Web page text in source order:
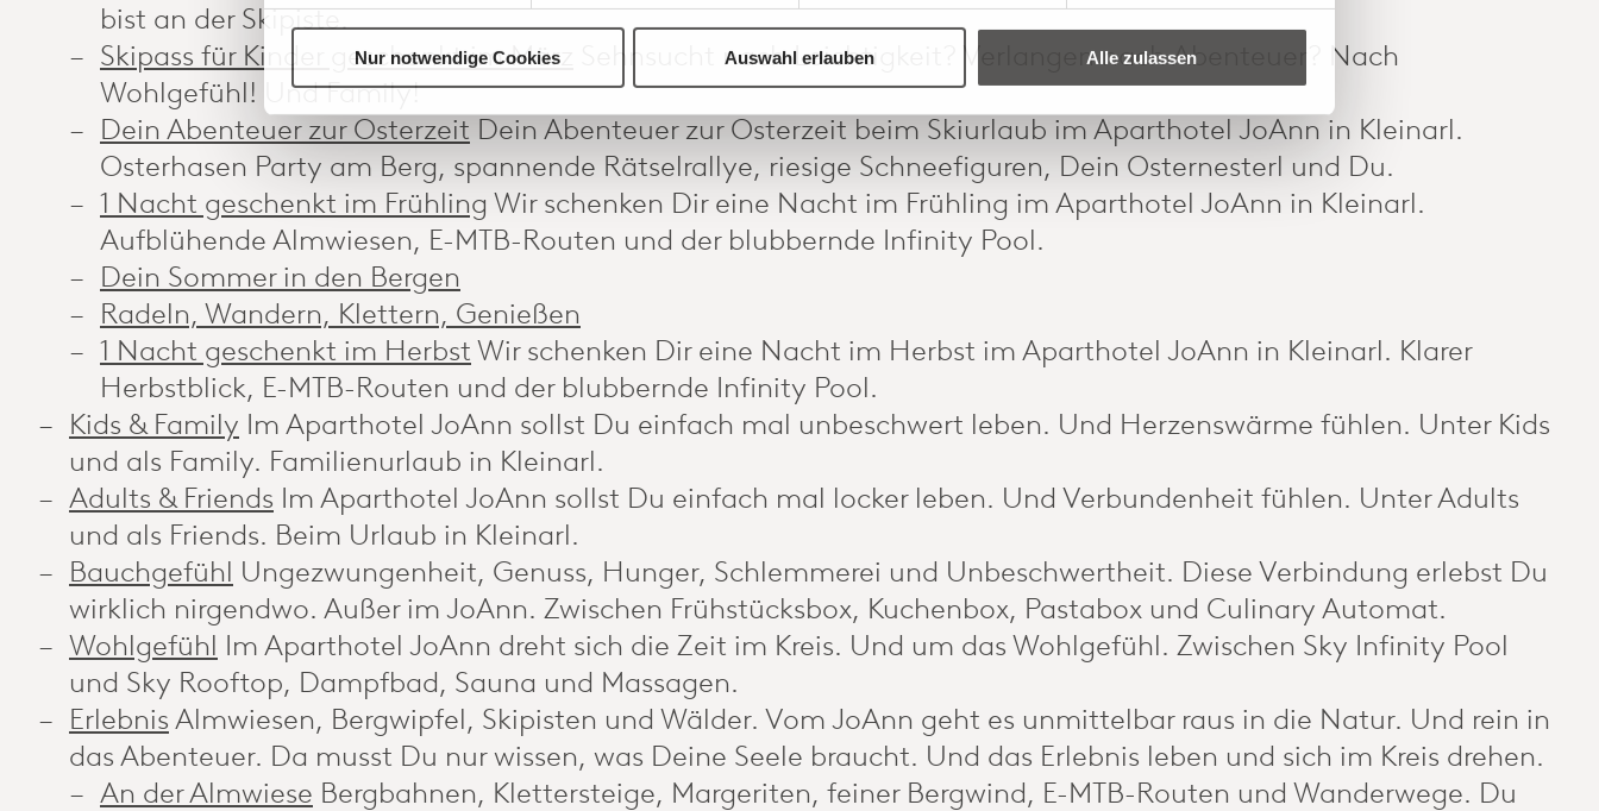
l
l
g
u
n
g
u
s
w
a
h
l
Nur notwendige Cookies Auswahl erlauben Alle zulassen
bist an der Skipiste.
Skipass für Kinder geschenkt im März
Sehnsucht nach Leichtigkeit? Verlangen nach Abenteuer? Nach
Wohlgefühl! Und Family!
Dein Abenteuer zur Osterzeit Dein Abenteuer zur Osterzeit beim Skiurlaub im Aparthotel JoAnn in Kleinarl.
Osterhasen Party am Berg, spannende Rätselrallye, riesige Schneefiguren, Dein Osternesterl und Du.
1 Nacht geschenkt im Frühling Wir schenken Dir eine Nacht im Frühling im Aparthotel JoAnn in Kleinarl.
Aufblühende Almwiesen, E-MTB-Routen und der blubbernde Infinity Pool.
Dein Sommer in den Bergen
Radeln, Wandern, Klettern, Genießen
1 Nacht geschenkt im Herbst Wir schenken Dir eine Nacht im Herbst im Aparthotel JoAnn in Kleinarl. Klarer
Herbstblick, E-MTB-Routen und der blubbernde Infinity Pool.
Kids & Family Im Aparthotel JoAnn sollst Du einfach mal unbeschwert leben. Und Herzenswärme fühlen. Unter Kids
und als Family. Familienurlaub in Kleinarl.
Adults & Friends Im Aparthotel JoAnn sollst Du einfach mal locker leben. Und Verbundenheit fühlen. Unter Adults
und als Friends. Beim Urlaub in Kleinarl.
Bauchgefühl Ungezwungenheit, Genuss, Hunger, Schlemmerei und Unbeschwertheit. Diese Verbindung erlebst Du
wirklich nirgendwo. Außer im JoAnn. Zwischen Frühstücksbox, Kuchenbox, Pastabox und Culinary Automat.
Wohlgefühl Im Aparthotel JoAnn dreht sich die Zeit im Kreis. Und um das Wohlgefühl. Zwischen Sky Infinity Pool
und Sky Rooftop, Dampfbad, Sauna und Massagen.
Erlebnis Almwiesen, Bergwipfel, Skipisten und Wälder. Vom JoAnn geht es unmittelbar raus in die Natur. Und rein in
das Abenteuer. Da musst Du nur wissen, was Deine Seele braucht. Und das Erlebnis leben und sich im Kreis drehen.
An der Almwiese Bergbahnen, Klettersteige, Margeriten, feiner Bergwind, E-MTB-Routen und Wanderwege. Du